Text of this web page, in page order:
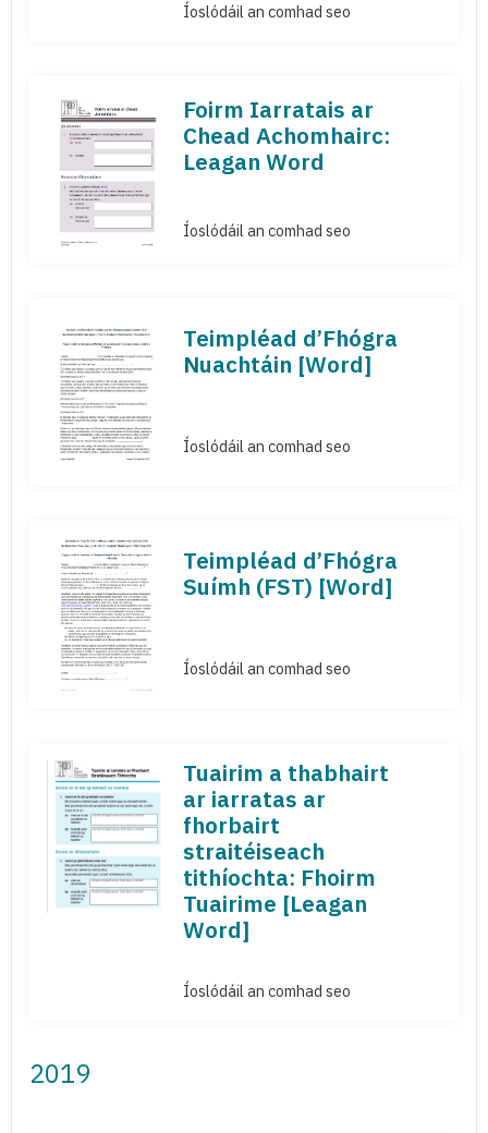
Íoslódáil an comhad seo
Foirm Iarratais ar
Chead Achomhairc:
Leagan Word
Íoslódáil an comhad seo
Teimpléad d’Fhógra
Nuachtáin [Word]
Íoslódáil an comhad seo
Teimpléad d’Fhógra
Suímh (FST) [Word]
Íoslódáil an comhad seo
Tuairim a thabhairt
ar iarratas ar
fhorbairt
straitéiseach
tithíochta: Fhoirm
Tuairime [Leagan
Word]
Íoslódáil an comhad seo
2019